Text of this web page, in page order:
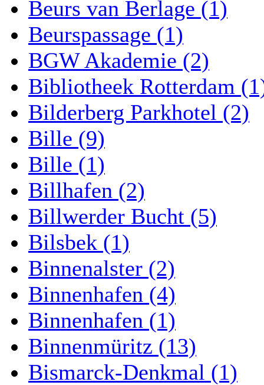
Beurs van Berlage (1)
Beurspassage (1)
BGW Akademie (2)
Bibliotheek Rotterdam
Bilderberg Parkhotel (2)
Bille (9)
Bille (1)
Billhafen (2)
Billwerder Bucht (5)
Bilsbek (1)
Binnenalster (2)
Binnenhafen (4)
Binnenhafen (1)
Binnenmüritz (13)
Bismarck-Denkmal (1)